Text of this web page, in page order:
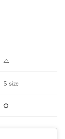
△
S size
⭘